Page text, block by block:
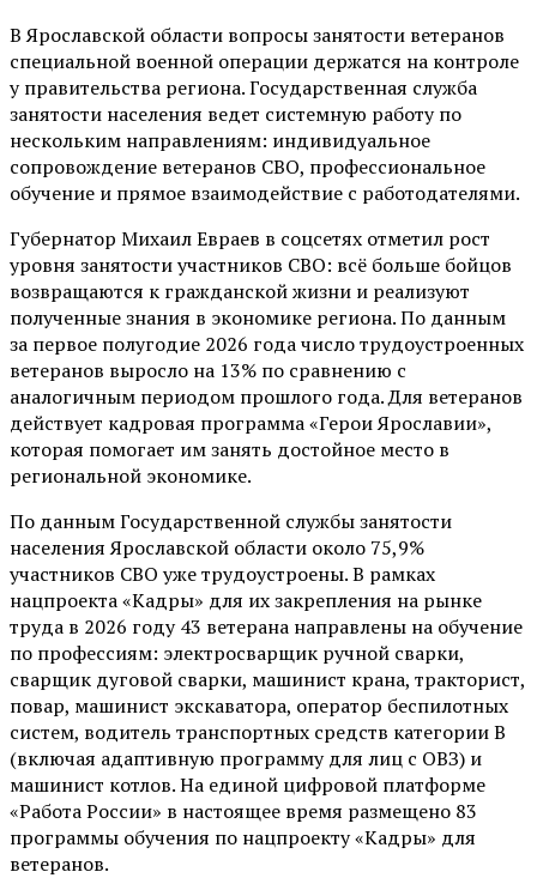
В Ярославской области вопросы занятости ветеранов
специальной военной операции держатся на контроле
у правительства региона. Государственная служба
занятости населения ведет системную работу по
нескольким направлениям: индивидуальное
сопровождение ветеранов СВО, профессиональное
обучение и прямое взаимодействие с работодателями.
Губернатор Михаил Евраев в соцсетях отметил рост
уровня занятости участников СВО: всё больше бойцов
возвращаются к гражданской жизни и реализуют
полученные знания в экономике региона. По данным
за первое полугодие 2026 года число трудоустроенных
ветеранов выросло на 13% по сравнению с
аналогичным периодом прошлого года. Для ветеранов
действует кадровая программа «Герои Ярославии»,
которая помогает им занять достойное место в
региональной экономике.
По данным Государственной службы занятости
населения Ярославской области около 75,9%
участников СВО уже трудоустроены. В рамках
нацпроекта «Кадры» для их закрепления на рынке
труда в 2026 году 43 ветерана направлены на обучение
по профессиям: электросварщик ручной сварки,
сварщик дуговой сварки, машинист крана, тракторист,
повар, машинист экскаватора, оператор беспилотных
систем, водитель транспортных средств категории В
(включая адаптивную программу для лиц с ОВЗ) и
машинист котлов. На единой цифровой платформе
«Работа России» в настоящее время размещено 83
программы обучения по нацпроекту «Кадры» для
ветеранов.